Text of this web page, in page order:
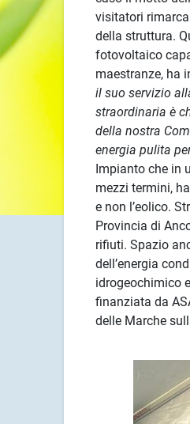
visitatori
della struttura.
fotovoltaico
maestranze, ha
il suo servizio
straordinaria è
della nostra
energia pulita
Impianto che in
mezzi termini,
e non l’eolico.
Provincia di
rifiuti. Spazio
dell’energia
idrogeochimico
finanziata da
delle Marche